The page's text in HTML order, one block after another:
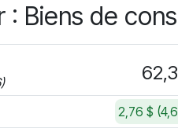
: Biens de
2,76 $